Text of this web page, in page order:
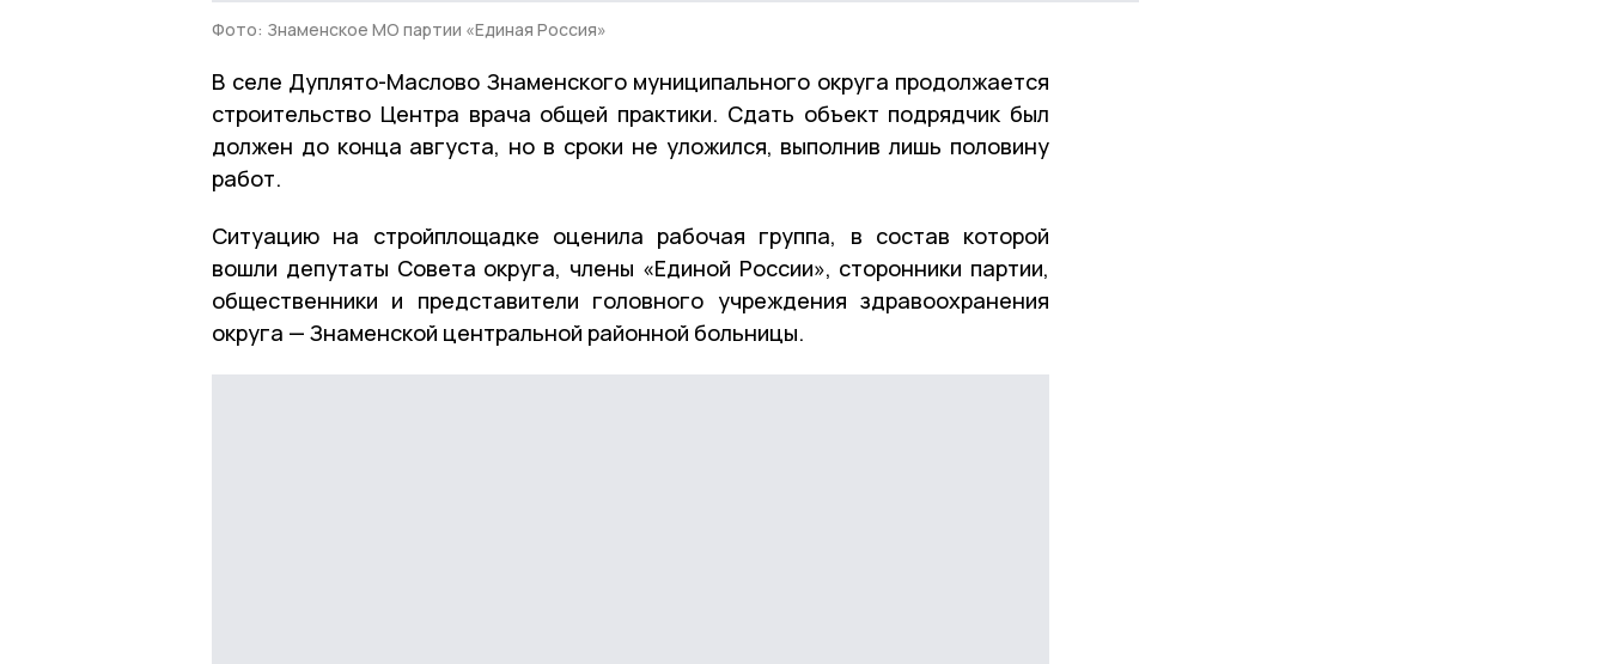
Фото: Знаменское МО партии «Единая Россия»
В селе Дуплято-Маслово Знаменского муниципального округа продолжается
строительство Центра врача общей практики. Сдать объект подрядчик был
должен до конца августа, но в сроки не уложился, выполнив лишь половину
работ.
Ситуацию на стройплощадке оценила рабочая группа, в состав которой
вошли депутаты Совета округа, члены «Единой России», сторонники партии,
общественники и представители головного учреждения здравоохранения
округа — Знаменской центральной районной больницы.